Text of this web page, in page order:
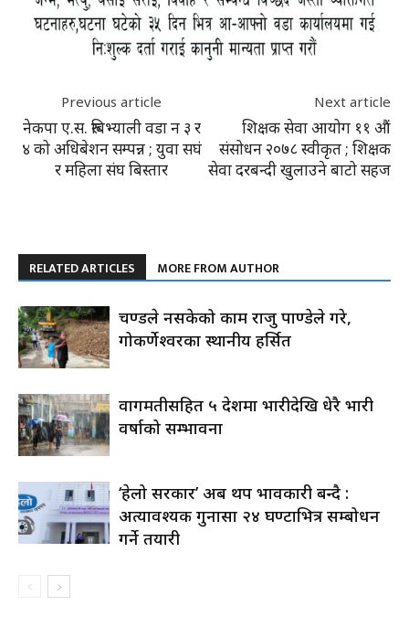
Previous article
नेकपा ए.स. रुबिभ्याली वडा न ३ र
४ को अधिबेशन सम्पन्न ; युवा सघं
र महिला संघ बिस्तार
Next article
शिक्षक सेवा आयोग ११ औं
संसोधन २०७८ स्वीकृत ; शिक्षक
सेवा दरबन्दी खुलाउने बाटो सहज
RELATED ARTICLES MORE FROM AUTHOR
प्रचण्डले नसकेको काम राजु पाण्डेले गरे,
गोकर्णेश्वरका स्थानीय हर्सित
वागमतीसहित ५ प्रदेशमा भारीदेखि धेरै भारी
वर्षाको सम्भावना
‘हेलो सरकार’ अब थप प्रभावकारी बन्दै :
अत्यावश्यक गुनासा २४ घण्टाभित्र सम्बोधन
गर्ने तयारी